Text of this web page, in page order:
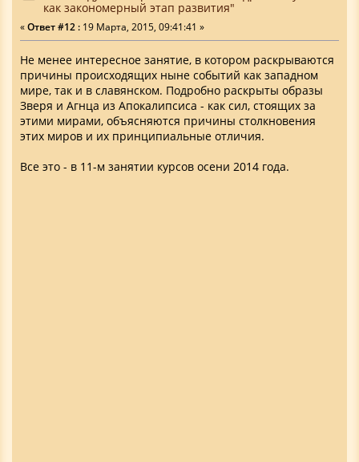
как закономерный этап развития"
«Ответ #12 : 19 Марта, 2015, 09:41:41 »
Не менее интересное занятие, в котором раскрываются
причины происходящих ныне событий как западном
мире, так и в славянском. Подробно раскрыты образы
Зверя и Агнца из Апокалипсиса - как сил, стоящих за
этими мирами, объясняются причины столкновения
этих миров и их принципиальные отличия.
Все это - в 11-м занятии курсов осени 2014 года.